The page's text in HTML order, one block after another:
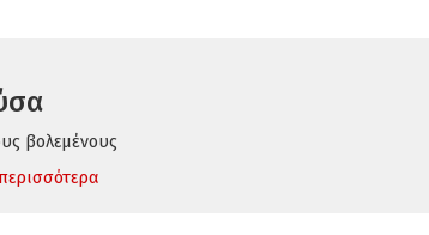
βολεμένους